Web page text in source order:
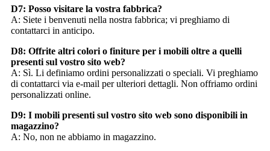
D7: Posso visitare la vostra fabbrica?
A: Siete i benvenuti nella nostra fabbrica; vi preghiamo di
contattarci in anticipo.
D8: Offrite altri colori o finiture per i mobili oltre a quelli
presenti sul vostro sito web?
A: Sì. Li definiamo ordini personalizzati o speciali. Vi preghiamo
di contattarci via e-mail per ulteriori dettagli. Non offriamo ordini
personalizzati online.
D9: I mobili presenti sul vostro sito web sono disponibili in
magazzino?
A: No, non ne abbiamo in magazzino.